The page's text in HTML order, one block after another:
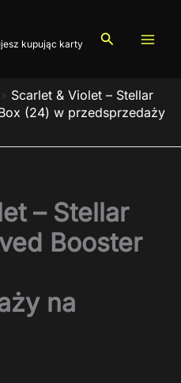
kupując karty
Szukaj
» Scarlet & Violet – Stellar
(24) w przedsprzedaży
– Stellar
Booster
na